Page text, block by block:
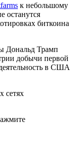
к небольшому
останутся
биткоина
Дональд Трамп
добычи первой
в США
сетях